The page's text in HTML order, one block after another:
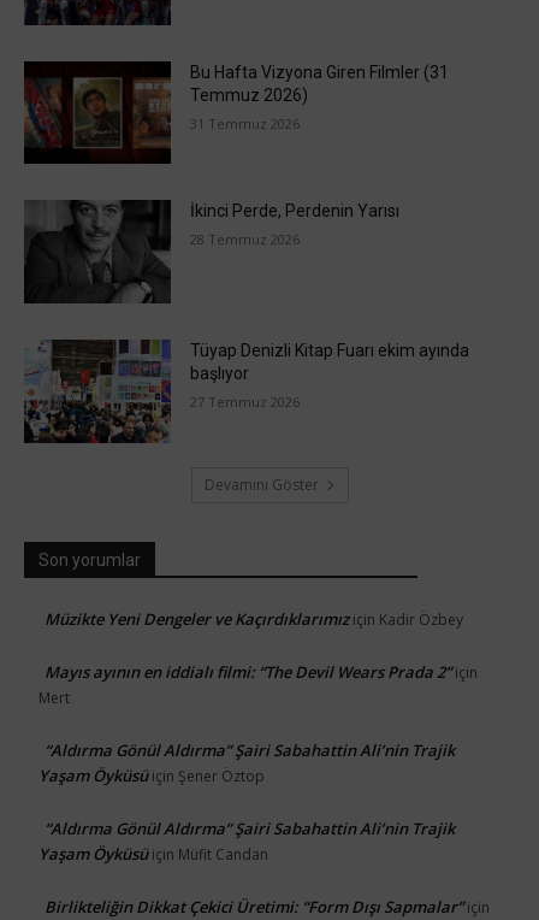
Bu Hafta Vizyona Giren Filmler (31
Temmuz 2026)
31 Temmuz 2026
İkinci Perde, Perdenin Yarısı
28 Temmuz 2026
Tüyap Denizli Kitap Fuarı ekim ayında
başlıyor
27 Temmuz 2026
Devamını Göster
Son yorumlar
Müzikte Yeni Dengeler ve Kaçırdıklarımıziçin Kadir Özbey
Mayıs ayının en iddialı filmi: “The Devil Wears Prada 2”için
Mert
“Aldırma Gönül Aldırma” Şairi Sabahattin Ali’nin Trajik
Yaşam Öyküsüiçin Şener Öztop
“Aldırma Gönül Aldırma” Şairi Sabahattin Ali’nin Trajik
Yaşam Öyküsüiçin Müfit Candan
Birlikteliğin Dikkat Çekici Üretimi: “Form Dışı Sapmalar”için